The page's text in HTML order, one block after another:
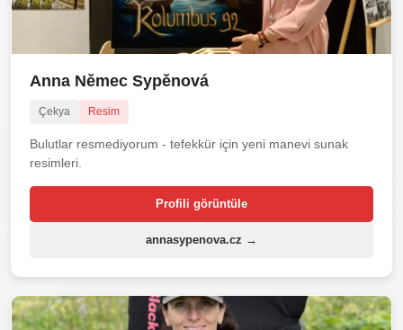
Anna Němec Sypěnová
Çekya Resim
Bulutlar resmediyorum - tefekkür için yeni manevi sunak
resimleri.
Profili görüntüle
annasypenova.cz →